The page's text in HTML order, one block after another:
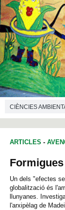
CIÈNCIES
ARTICLES -
Un dels "efectes
globalització és
llunyanes.
l'arxipèlag de